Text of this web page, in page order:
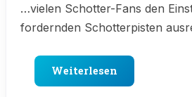
…vielen Schotter-Fans den
fordernden Schotterpisten
Weiterlesen